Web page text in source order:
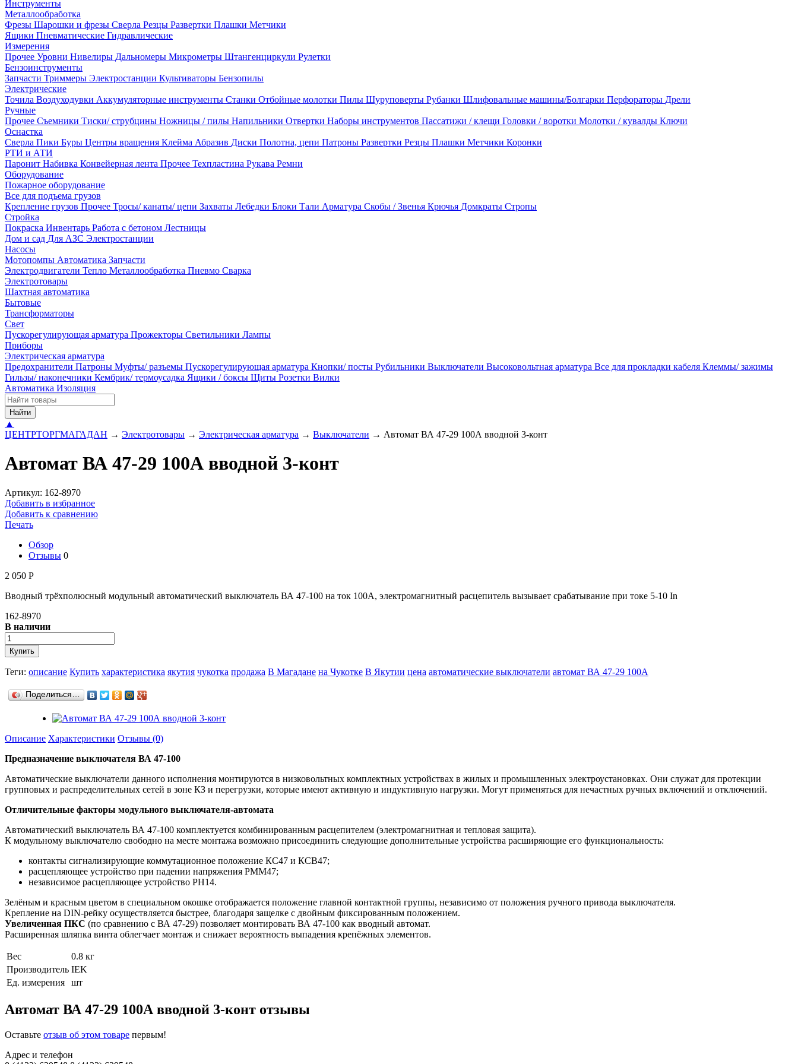
Инструменты
Металлообработка
Фрезы Шарошки и фрезы Сверла Резцы Развертки Плашки Метчики
Ящики Пневматические Гидравлические
Измерения
Прочее Уровни Нивелиры Дальномеры Микрометры Штангенциркули Рулетки
Бензоинструменты
Запчасти Триммеры Электростанции Культиваторы Бензопилы
Электрические
Точила Воздуходувки Аккумуляторные инструменты Станки Отбойные молотки Пилы Шуруповерты Рубанки Шлифовальные машины/Болгарки Перфораторы Дрели
Ручные
Прочее Съемники Тиски/ струбцины Ножницы / пилы Напильники Отвертки Наборы инструментов Пассатижи / клещи Головки / воротки Молотки / кувалды Ключи
Оснастка
Сверла Пики Буры Центры вращения Клейма Абразив Диски Полотна, цепи Патроны Развертки Резцы Плашки Метчики Коронки
РТИ и АТИ
Паронит Набивка Конвейерная лента Прочее Техпластина Рукава Ремни
Оборудование
Пожарное оборудование
Все для подъема грузов
Крепление грузов Прочее Тросы/ канаты/ цепи Захваты Лебедки Блоки Тали Арматура Скобы / Звенья Крючья Домкраты Стропы
Стройка
Покраска Инвентарь Работа с бетоном Лестницы
Дом и сад Для АЗС Электростанции
Насосы
Мотопомпы Автоматика Запчасти
Электродвигатели Тепло Металлообработка Пневмо Сварка
Электротовары
Шахтная автоматика
Бытовые
Трансформаторы
Свет
Пускорегулирующая арматура Прожекторы Светильники Лампы
Приборы
Электрическая арматура
Предохранители Патроны Муфты/ разъемы Пускорегулирующая арматура Кнопки/ посты Рубильники Выключатели Высоковольтная арматура Все для прокладки кабеля Клеммы/ зажимы
Гильзы/ наконечники Кембрик/ термоусадка Ящики / боксы Щиты Розетки Вилки
Автоматика Изоляция
Найти
▲
ЦЕНТРТОРГМАГАДАН → Электротовары → Электрическая арматура → Выключатели → Автомат ВА 47-29 100А вводной 3-конт
Автомат ВА 47-29 100А вводной 3-конт
Артикул: 162-8970
Добавить в избранное
Добавить к сравнению
Печать
Обзор
Отзывы 0
2 050 Р
Вводный трёхполюсный модульный автоматический выключатель ВА 47-100 на ток 100А, электромагнитный расцепитель вызывает срабатывание при токе 5-10 In
162-8970
В наличии
Теги: описание Купить характеристика якутия чукотка продажа В Магадане на Чукотке В Якутии цена автоматические выключатели автомат ВА 47-29 100А
Поделиться…
Описание Характеристики Отзывы (0)
Предназначение выключателя ВА 47-100
Автоматические выключатели данного исполнения монтируются в низковольтных комплектных устройствах в жилых и промышленных электроустановках. Они служат для протекции
групповых и распределительных сетей в зоне КЗ и перегрузки, которые имеют активную и индуктивную нагрузки. Могут применяться для нечастных ручных включений и отключений.
Отличительные факторы модульного выключателя-автомата
Автоматический выключатель ВА 47-100 комплектуется комбинированным расцепителем (электромагнитная и тепловая защита).
К модульному выключателю свободно на месте монтажа возможно присоединить следующие дополнительные устройства расширяющие его функциональность:
контакты сигнализирующие коммутационное положение КС47 и КСВ47;
расцепляющее устройство при падении напряжения РММ47;
независимое расцепляющее устройство PH14.
Зелёным и красным цветом в специальном окошке отображается положение главной контактной группы, независимо от положения ручного привода выключателя.
Крепление на DIN-рейку осуществляется быстрее, благодаря защелке с двойным фиксированным положением.
Увеличенная ПКС (по сравнению с ВА 47-29) позволяет монтировать ВА 47-100 как вводный автомат.
Расширенная шляпка винта облегчает монтаж и снижает вероятность выпадения крепёжных элементов.
Вес
0.8 кг
Производитель IEK
Ед. измерения
шт
Автомат ВА 47-29 100А вводной 3-конт отзывы
Оставьте отзыв об этом товаре первым!
Адрес и телефон